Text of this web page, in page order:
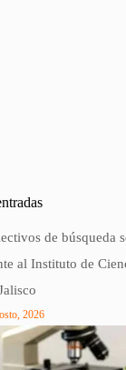
de búsqueda
al Instituto de
2026